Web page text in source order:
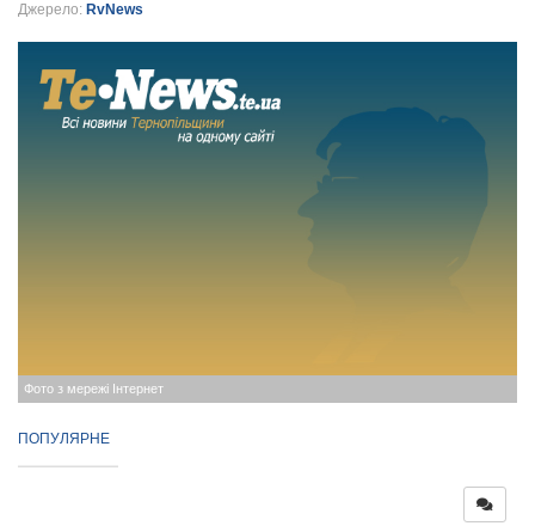
Джерело: RvNews
Фото з мережі Інтернет
ПОПУЛЯРНЕ